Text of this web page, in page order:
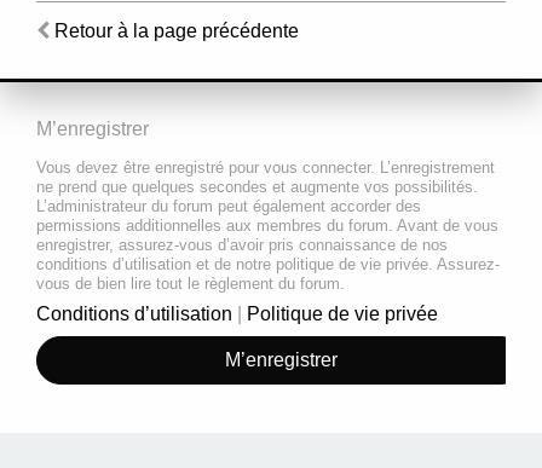
Retour à la page précédente
M’enregistrer
Vous devez être enregistré pour vous connecter. L’enregistrement
ne prend que quelques secondes et augmente vos possibilités.
L’administrateur du forum peut également accorder des
permissions additionnelles aux membres du forum. Avant de vous
enregistrer, assurez-vous d’avoir pris connaissance de nos
conditions d’utilisation et de notre politique de vie privée. Assurez-
vous de bien lire tout le règlement du forum.
Conditions d’utilisation Politique de vie privée
M’enregistrer